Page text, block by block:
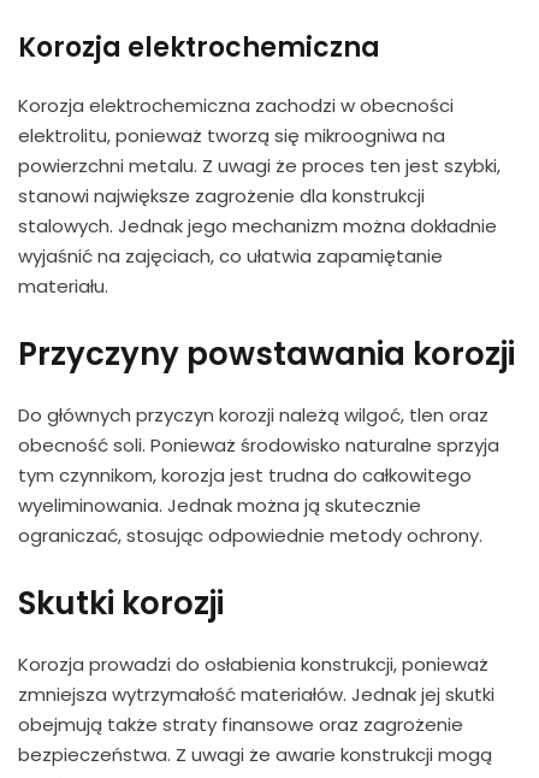
Korozja elektrochemiczna
Korozja elektrochemiczna zachodzi w obecności
elektrolitu, ponieważ tworzą się mikroogniwa na
powierzchni metalu. Z uwagi że proces ten jest szybki,
stanowi największe zagrożenie dla konstrukcji
stalowych. Jednak jego mechanizm można dokładnie
wyjaśnić na zajęciach, co ułatwia zapamiętanie
materiału.
Przyczyny powstawania korozji
Do głównych przyczyn korozji należą wilgoć, tlen oraz
obecność soli. Ponieważ środowisko naturalne sprzyja
tym czynnikom, korozja jest trudna do całkowitego
wyeliminowania. Jednak można ją skutecznie
ograniczać, stosując odpowiednie metody ochrony.
Skutki korozji
Korozja prowadzi do osłabienia konstrukcji, ponieważ
zmniejsza wytrzymałość materiałów. Jednak jej skutki
obejmują także straty finansowe oraz zagrożenie
bezpieczeństwa. Z uwagi że awarie konstrukcji mogą